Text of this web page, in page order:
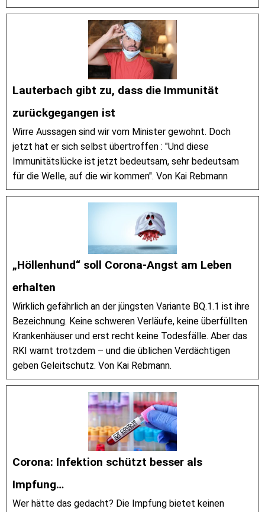
Lauterbach gibt zu, dass die Immunität
zurückgegangen ist
Wirre Aussagen sind wir vom Minister gewohnt. Doch
jetzt hat er sich selbst übertroffen : "Und diese
Immunitätslücke ist jetzt bedeutsam, sehr bedeutsam
für die Welle, auf die wir kommen". Von Kai Rebmann
„Höllenhund“ soll Corona-Angst am Leben
erhalten
Wirklich gefährlich an der jüngsten Variante BQ.1.1 ist ihre
Bezeichnung. Keine schweren Verläufe, keine überfüllten
Krankenhäuser und erst recht keine Todesfälle. Aber das
RKI warnt trotzdem – und die üblichen Verdächtigen
geben Geleitschutz. Von Kai Rebmann.
Corona: Infektion schützt besser als
Impfung…
Wer hätte das gedacht? Die Impfung bietet keinen